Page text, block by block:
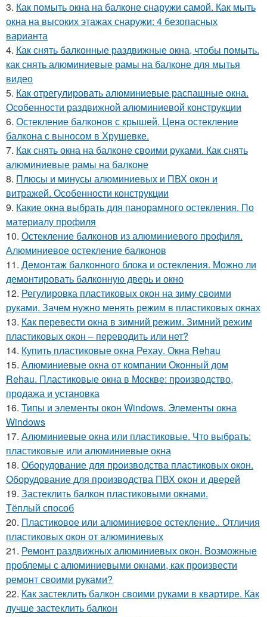
3. Как помыть окна на балконе снаружи самой. Как мыть
окна на высоких этажах снаружи: 4 безопасных
варианта
4. Как снять балконные раздвижные окна, чтобы помыть.
как снять алюминиевые рамы на балконе для мытья
видео
5. Как отрегулировать алюминиевые распашные окна.
Особенности раздвижной алюминиевой конструкции
6. Остекление балконов с крышей. Цена остекление
балкона с выносом в Хрущевке.
7. Как снять окна на балконе своими руками. Как снять
алюминиевые рамы на балконе
8. Плюсы и минусы алюминиевых и ПВХ окон и
витражей. Особенности конструкции
9. Какие окна выбрать для панорамного остекления. По
материалу профиля
10. Остекление балконов из алюминиевого профиля.
Алюминиевое остекление балконов
11. Демонтаж балконного блока и остекления. Можно ли
демонтировать балконную дверь и окно
12. Регулировка пластиковых окон на зиму своими
руками. Зачем нужно менять режим в пластиковых окнах
13. Как перевести окна в зимний режим. Зимний режим
пластиковых окон – переводить или нет?
14. Купить пластиковые окна Рехау. Окна Rehau
15. Алюминиевые окна от компании Оконный дом
Rehau. Пластиковые окна в Москве: производство,
продажа и установка
16. Типы и элементы окон Windows. Элементы окна
Windows
17. Алюминиевые окна или пластиковые. Что выбрать:
пластиковые или алюминиевые окна
18. Оборудование для производства пластиковых окон.
Оборудование для производства ПВХ окон и дверей
19. Застеклить балкон пластиковыми окнами.
Тёплый способ
20. Пластиковое или алюминиевое остекление.. Отличия
пластиковых окон от алюминиевых
21. Ремонт раздвижных алюминиевых окон. Возможные
проблемы с алюминиевыми окнами, как произвести
ремонт своими руками?
22. Как застеклить балкон своими руками в квартире. Как
лучше застеклить балкон